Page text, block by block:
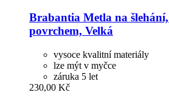
Brabantia Metla na
povrchem, Velká
vysoce kvalitní materiály
lze mýt v myčce
záruka 5 let
230,00 Kč